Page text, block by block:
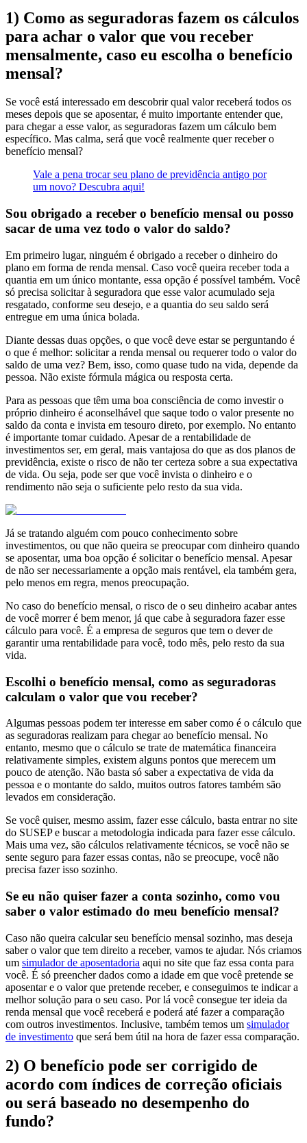
1) Como as seguradoras fazem os cálculos
para achar o valor que vou receber
mensalmente, caso eu escolha o benefício
mensal?
Se você está interessado em descobrir qual valor receberá todos os
meses depois que se aposentar, é muito importante entender que,
para chegar a esse valor, as seguradoras fazem um cálculo bem
específico. Mas calma, será que você realmente quer receber o
benefício mensal?
Vale a pena trocar seu plano de previdência antigo por
um novo? Descubra aqui!
Sou obrigado a receber o benefício mensal ou posso
sacar de uma vez todo o valor do saldo?
Em primeiro lugar, ninguém é obrigado a receber o dinheiro do
plano em forma de renda mensal. Caso você queira receber toda a
quantia em um único montante, essa opção é possível também. Você
só precisa solicitar à seguradora que esse valor acumulado seja
resgatado, conforme seu desejo, e a quantia do seu saldo será
entregue em uma única bolada.
Diante dessas duas opções, o que você deve estar se perguntando é
o que é melhor: solicitar a renda mensal ou requerer todo o valor do
saldo de uma vez? Bem, isso, como quase tudo na vida, depende da
pessoa. Não existe fórmula mágica ou resposta certa.
Para as pessoas que têm uma boa consciência de como investir o
próprio dinheiro é aconselhável que saque todo o valor presente no
saldo da conta e invista em tesouro direto, por exemplo. No entanto
é importante tomar cuidado. Apesar de a rentabilidade de
investimentos ser, em geral, mais vantajosa do que as dos planos de
previdência, existe o risco de não ter certeza sobre a sua expectativa
de vida. Ou seja, pode ser que você invista o dinheiro e o
rendimento não seja o suficiente pelo resto da sua vida.
Já se tratando alguém com pouco conhecimento sobre
investimentos, ou que não queira se preocupar com dinheiro quando
se aposentar, uma boa opção é solicitar o benefício mensal. Apesar
de não ser necessariamente a opção mais rentável, ela também gera,
pelo menos em regra, menos preocupação.
No caso do benefício mensal, o risco de o seu dinheiro acabar antes
de você morrer é bem menor, já que cabe à seguradora fazer esse
cálculo para você. É a empresa de seguros que tem o dever de
garantir uma rentabilidade para você, todo mês, pelo resto da sua
vida.
Escolhi o benefício mensal, como as seguradoras
calculam o valor que vou receber?
Algumas pessoas podem ter interesse em saber como é o cálculo que
as seguradoras realizam para chegar ao benefício mensal. No
entanto, mesmo que o cálculo se trate de matemática financeira
relativamente simples, existem alguns pontos que merecem um
pouco de atenção. Não basta só saber a expectativa de vida da
pessoa e o montante do saldo, muitos outros fatores também são
levados em consideração.
Se você quiser, mesmo assim, fazer esse cálculo, basta entrar no site
do SUSEP e buscar a metodologia indicada para fazer esse cálculo.
Mais uma vez, são cálculos relativamente técnicos, se você não se
sente seguro para fazer essas contas, não se preocupe, você não
precisa fazer isso sozinho.
Se eu não quiser fazer a conta sozinho, como vou
saber o valor estimado do meu benefício mensal?
Caso não queira calcular seu benefício mensal sozinho, mas deseja
saber o valor que tem direito a receber, vamos te ajudar. Nós criamos
um simulador de aposentadoria aqui no site que faz essa conta para
você. É só preencher dados como a idade em que você pretende se
aposentar e o valor que pretende receber, e conseguimos te indicar a
melhor solução para o seu caso. Por lá você consegue ter ideia da
renda mensal que você receberá e poderá até fazer a comparação
com outros investimentos. Inclusive, também temos um simulador
de investimento que será bem útil na hora de fazer essa comparação.
2) O benefício pode ser corrigido de
acordo com índices de correção oficiais
ou será baseado no desempenho do
fundo?